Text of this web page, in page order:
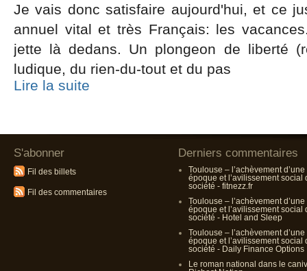
Je vais donc satisfaire aujourd'hui, et ce
annuel vital et très Français: les
jette là dedans. Un plongeon de liberté
ludique, du rien-du-tout et du pas
Lire la suite
S'abonner
Fil des billets
Fil des commentaires
Derniers commentaires
Toulouse – l’achèvement d’une
époque et l’avilissement social
société - fitnezz.fr
Toulouse – l’achèvement d’une
époque et l’avilissement social
société - Hotel and Sleep
Toulouse – l’achèvement d’une
époque et l’avilissement social
société - Daily Finance Options
Le roman national dans le